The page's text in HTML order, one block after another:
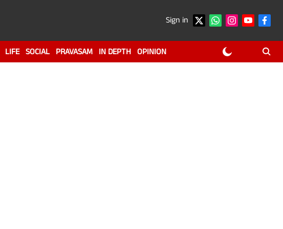
Sign in
LIFE SOCIAL PRAVASAM IN DEPTH OPINION